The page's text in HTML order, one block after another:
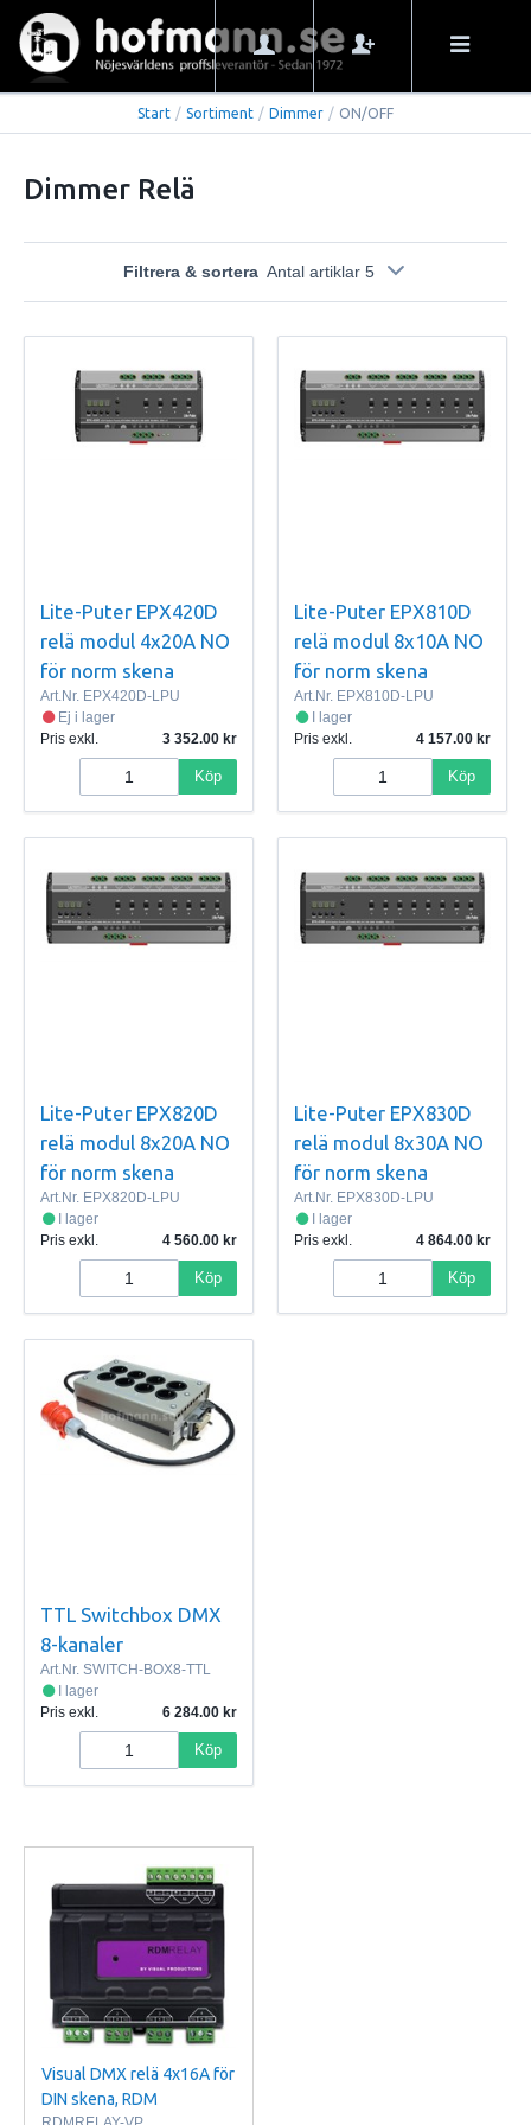
Start / Sortiment / Dimmer / ON/OFF
Dimmer Relä
Filtrera & sortera Antal artiklar 5
Lite-Puter EPX420D
relä modul 4x20A NO
för norm skena
Art.Nr. EPX420D-LPU
Ej i lager
Pris exkl.
3 352.00
Köp
Lite-Puter EPX810D
relä modul 8x10A NO
för norm skena
Art.Nr. EPX810D-LPU
I lager
Pris exkl.
4 157.00
Köp
Lite-Puter EPX820D
relä modul 8x20A NO
för norm skena
Art.Nr. EPX820D-LPU
I lager
Pris exkl.
4 560.00
Köp
Lite-Puter EPX830D
relä modul 8x30A NO
för norm skena
Art.Nr. EPX830D-LPU
I lager
Pris exkl.
4 864.00
Köp
TTL Switchbox DMX
8-kanaler
Art.Nr. SWITCH-BOX8-TTL
I lager
Pris exkl.
6 284.00
Köp
Visual DMX relä 4x16A för
DIN skena, RDM